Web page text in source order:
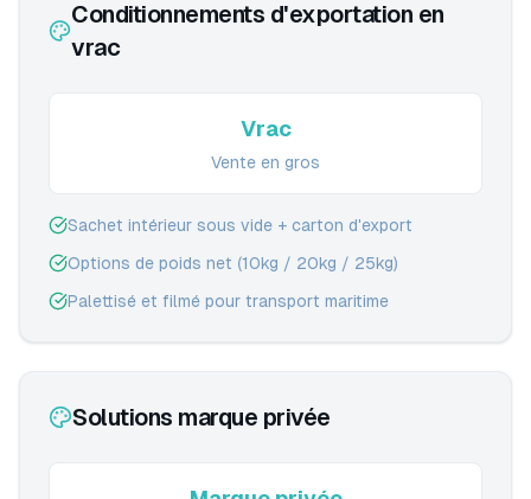
Conditionnements d'exportation en
vrac
Vrac
Vente en gros
Sachet intérieur sous vide + carton d'export
Options de poids net (10kg / 20kg / 25kg)
Palettisé et filmé pour transport maritime
Solutions marque privée